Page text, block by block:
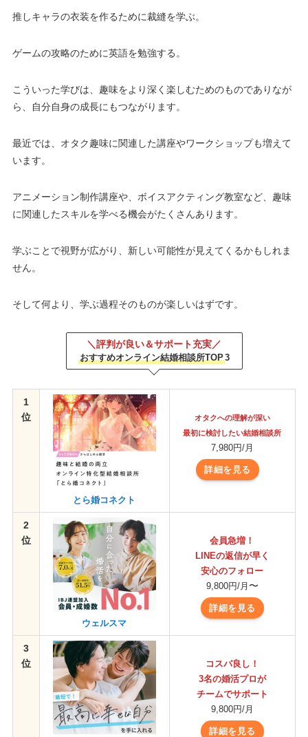
推しキャラの衣装を作るために裁縫を学ぶ。
ゲームの攻略のために英語を勉強する。
こういった学びは、趣味をより深く楽しむためのものでありなが
ら、自分自身の成長にもつながります。
最近では、オタク趣味に関連した講座やワークショップも増えて
います。
アニメーション制作講座や、ボイスアクティング教室など、趣味
に関連したスキルを学べる機会がたくさんあります。
学ぶことで視野が広がり、新しい可能性が見えてくるかもしれま
せん。
そして何より、学ぶ過程そのものが楽しいはずです。
＼評判が良い＆サポート充実／
おすすめオンライン結婚相談所TOP3
1
位
とら婚コネクト
オタクへの理解が深い
最初に検討したい結婚相談所
7,980円/月
詳細を見る
2
位
ウェルスマ
会員急増！
LINEの返信が早く
安心のフォロー
9,800円/月 〜
詳細を見る
3
位
コスパ良し！
3名の婚活プロが
チームでサポート
9,800円/月
詳細を見る